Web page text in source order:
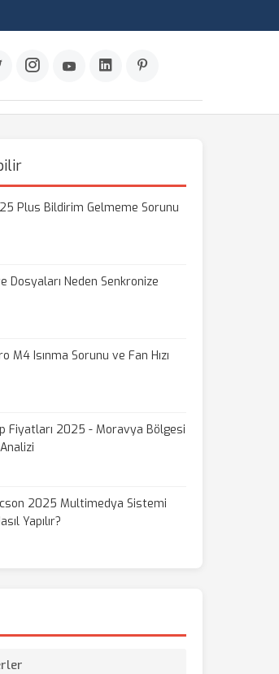
Plus Bildirim Gelmeme Sorunu
Dosyaları Neden Senkronize
M4 Isınma Sorunu ve Fan Hızı
Fiyatları 2025 - Moravya Bölgesi
2025 Multimedya Sistemi
Yapılır?